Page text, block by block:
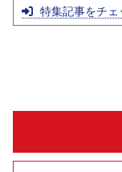
特集記事をチェ